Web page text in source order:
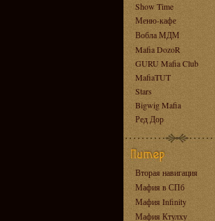
Show Time
Меню-кафе
Вобла МДМ
Mafia DozoR
GURU Mafia Club
MafiaTUT
Stars
Bigwig Mafia
Ред Дор
Вторая навигация
Мафия в СПб
Мафия Infinity
Мафия Ктулху